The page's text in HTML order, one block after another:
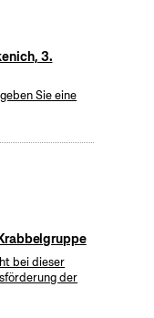
3.
Sie eine
bei dieser
der